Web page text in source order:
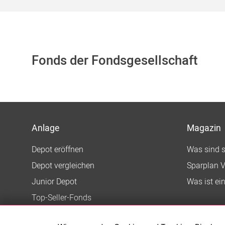
Fonds der Fondsgesellschaft
Anlage
Depot eröffnen
Depot vergleichen
Junior Depot
Top-Seller-Fonds
Magazin
Was sind
Sparplan
Was ist